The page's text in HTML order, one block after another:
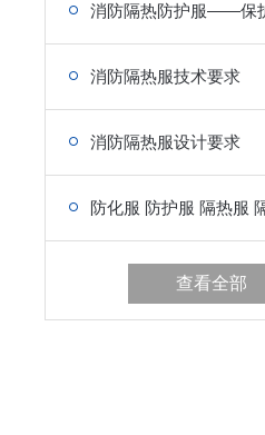
消防隔热服技术要求
消防隔热服设计要求
查看全部